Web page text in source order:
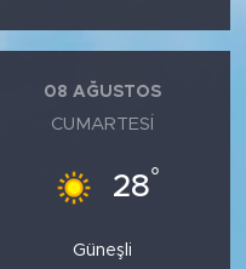
08 AĞUSTOS
CUMARTESI
28°
Güneşli